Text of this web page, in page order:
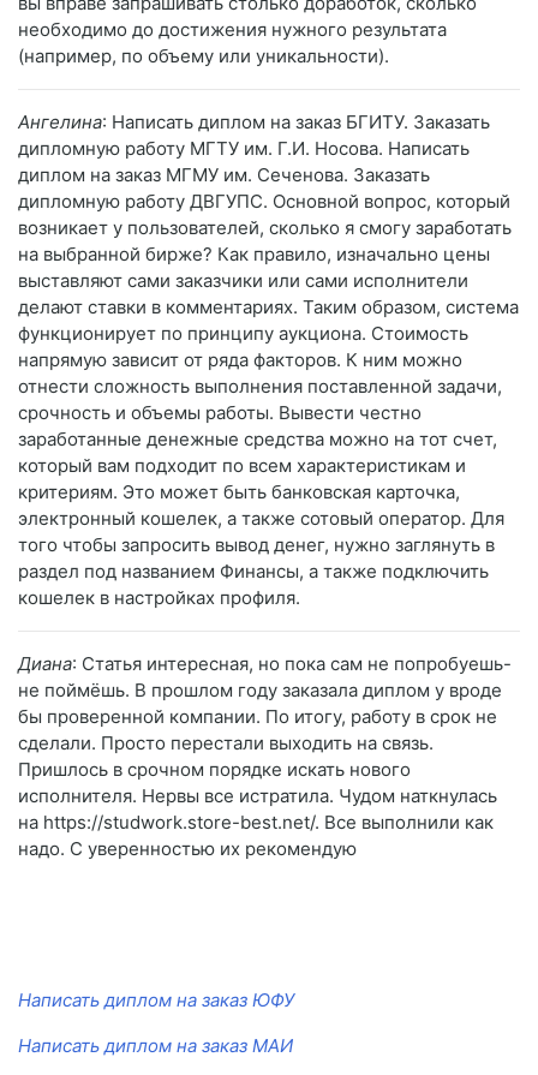
необходимо до достижения нужного результата
(например, по объему или уникальности).
Ангелина: Написать диплом на заказ БГИТУ. Заказать
дипломную работу МГТУ им. Г.И. Носова. Написать
диплом на заказ МГМУ им. Сеченова. Заказать
дипломную работу ДВГУПС. Основной вопрос, который
возникает у пользователей, сколько я смогу заработать
на выбранной бирже? Как правило, изначально цены
выставляют сами заказчики или сами исполнители
делают ставки в комментариях. Таким образом, система
функционирует по принципу аукциона. Стоимость
напрямую зависит от ряда факторов. К ним можно
отнести сложность выполнения поставленной задачи,
срочность и объемы работы. Вывести честно
заработанные денежные средства можно на тот счет,
который вам подходит по всем характеристикам и
критериям. Это может быть банковская карточка,
электронный кошелек, а также сотовый оператор. Для
того чтобы запросить вывод денег, нужно заглянуть в
раздел под названием Финансы, а также подключить
кошелек в настройках профиля.
Диана: Статья интересная, но пока сам не попробуешь-
не поймёшь. В прошлом году заказала диплом у вроде
бы проверенной компании. По итогу, работу в срок не
сделали. Просто перестали выходить на связь.
Пришлось в срочном порядке искать нового
исполнителя. Нервы все истратила. Чудом наткнулась
на https://studwork.store-best.net/. Все выполнили как
надо. С уверенностью их рекомендую
Написать диплом на заказ ЮФУ
Написать диплом на заказ МАИ